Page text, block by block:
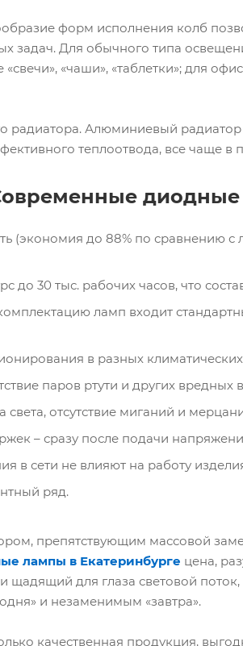
форм исполнения колб
задач. Для обычного типа
«свечи», «чаши», «таблетки»; для
Алюминиевый радиатор
теплоотвода, все чаще в
(экономия до 88% по сравнению
до 30 тыс. рабочих часов, что
ламп входит
в разных
паров ртути и других вредных
отсутствие миганий и
– сразу после подачи
в сети не влияют на работу
ряд.
препятствующим массовой
лампы в Екатеринбурге цена,
для глаза световой
и незаменимым «завтра».
качественная продукция,